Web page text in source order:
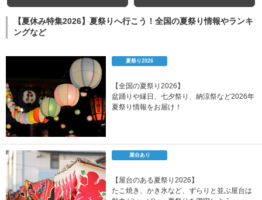
【夏休み特集2026】夏祭りへ行こう！全国の夏祭り情報やランキ
ングなど
夏祭り2026
【全国の夏祭り2026】
盆踊りや縁日、七夕祭り、納涼祭など2026年
夏祭り情報をお届け！
屋台あり
【屋台のある夏祭り2026】
たこ焼き、かき氷など、ずらりと並ぶ屋台は